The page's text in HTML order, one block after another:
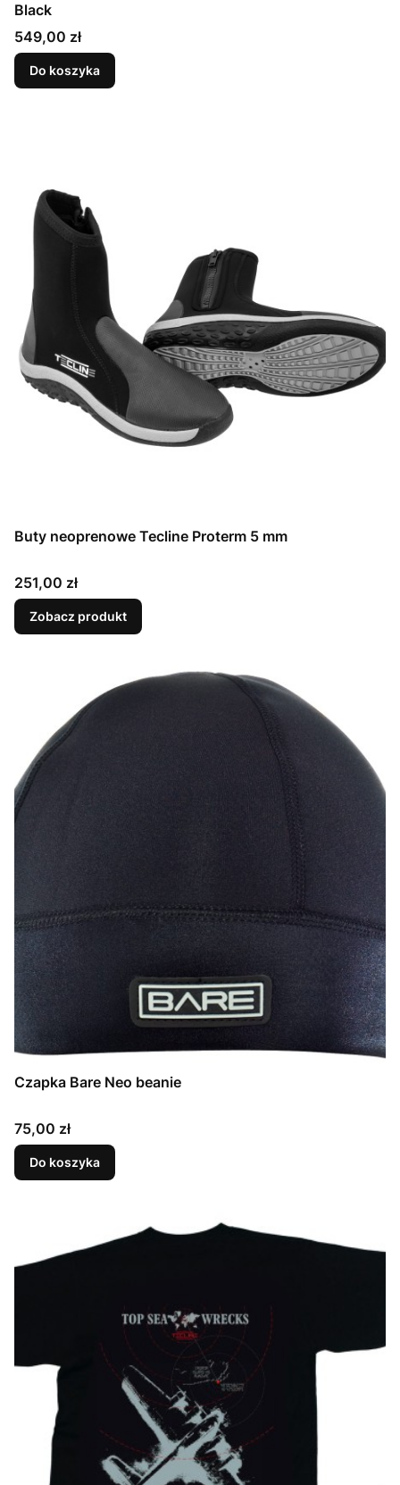
Black
Cena
549,00 zł
Do koszyka
Buty neoprenowe Tecline Proterm 5 mm
Cena
251,00 zł
Zobacz produkt
Czapka Bare Neo beanie
Cena
75,00 zł
Do koszyka